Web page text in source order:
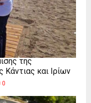
της
και Ιρίων
0